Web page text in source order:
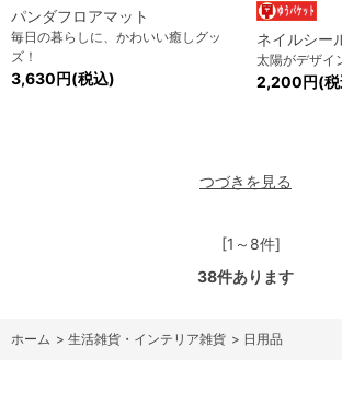
パンダフロアマット
毎日の暮らしに、かわいい癒しグッ
ズ！
3,630円(税込)
ネイルシー
太陽がデザイ
2,200円(税
つづきを見る
[1～8件]
38件あります
ホーム > 生活雑貨・インテリア雑貨 > 日用品